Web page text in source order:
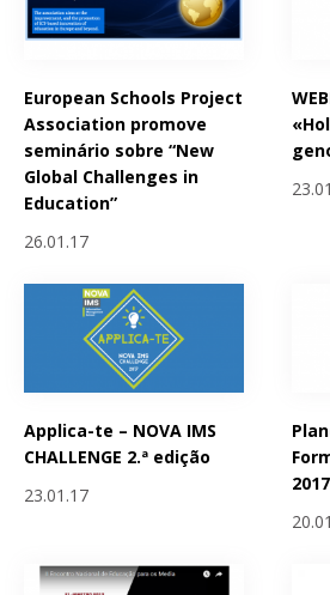
European Schools Project
Association promove
seminário sobre “New
Global Challenges in
Education”
26.01.17
Applica-te – NOVA IMS
CHALLENGE 2.ª edição
23.01.17
2017